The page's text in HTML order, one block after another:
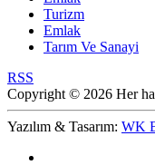
Turizm
Emlak
Tarım Ve Sanayi
RSS
Copyright © 2026 Her
Yazılım & Tasarım: WK